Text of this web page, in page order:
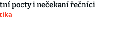
pocty i nečekaní řečníci